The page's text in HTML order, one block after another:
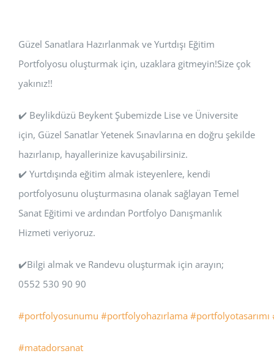
Güzel Sanatlara Hazırlanmak ve Yurtdışı Eğitim
Portfolyosu oluşturmak için, uzaklara gitmeyin!Size çok
yakınız!!
✔️ Beylikdüzü Beykent Şubemizde Lise ve Üniversite
için, Güzel Sanatlar Yetenek Sınavlarına en doğru şekilde
hazırlanıp, hayallerinize kavuşabilirsiniz.
✔️ Yurtdışında eğitim almak isteyenlere, kendi
portfolyosunu oluşturmasına olanak sağlayan Temel
Sanat Eğitimi ve ardından Portfolyo Danışmanlık
Hizmeti veriyoruz.
✔️Bilgi almak ve Randevu oluşturmak için arayın;
0552 530 90 90
#portfolyosunumu #portfolyohazırlama #portfolyotasarımı
#matadorsanat